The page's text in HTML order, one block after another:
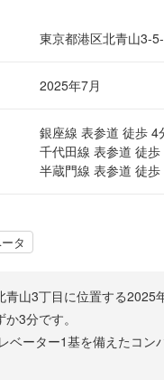
東京都港区北青山3-
2025年7月
銀座線 表参道 徒歩 4
千代田線 表参道 徒歩
半蔵門線 表参道 徒歩
タ
青山3丁目に位置する
3分です。
ベーター1基を備えたコ
いの落ち着いた立地は